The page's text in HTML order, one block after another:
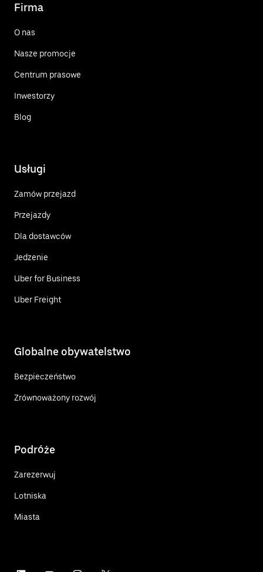
Firma
O nas
Nasze promocje
Centrum prasowe
Inwestorzy
Blog
Usługi
Zamów przejazd
Przejazdy
Dla dostawców
Jedzenie
Uber for Business
Uber Freight
Globalne obywatelstwo
Bezpieczeństwo
Zrównoważony rozwój
Podróże
Zarezerwuj
Lotniska
Miasta